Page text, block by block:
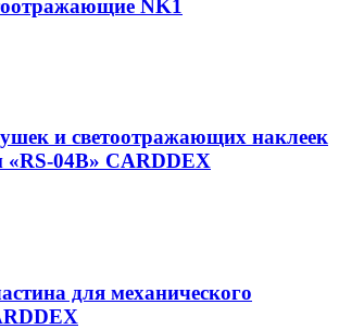
NK1
и светоотражающих наклеек
«RS-04B» CARDDEX
для механического